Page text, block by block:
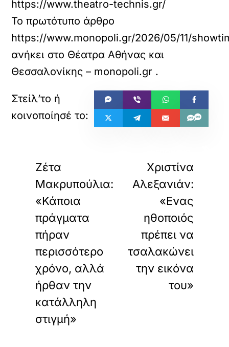
https://www.theatro-technis.gr/
Το πρωτότυπο άρθρο
https://www.monopoli.gr/2026/05/11/
ανήκει στο Θέατρα Αθήνας και
Θεσσαλονίκης – monopoli.gr .
Ζέτα
Μακρυπούλια:
«Κάποια
πράγματα
πήραν
περισσότερο
χρόνο, αλλά
ήρθαν την
κατάλληλη
στιγμή»
Χριστίνα
Αλεξανιάν:
«Ενας
ηθοποιός
πρέπει να
τσαλακώνει
την εικόνα
του»